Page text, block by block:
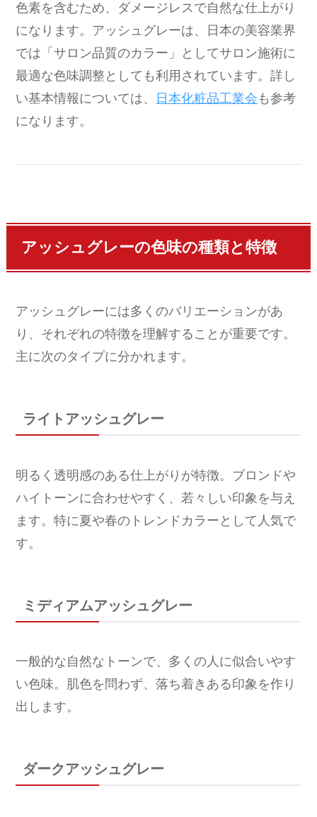
色素を含むため、ダメージレスで自然な仕上がり
になります。アッシュグレーは、日本の美容業界
では「サロン品質のカラー」としてサロン施術に
最適な色味調整としても利用されています。詳し
い基本情報については、
日本化粧品工業会 も参考
になります。
アッシュグレーの色味の種類と特徴
アッシュグレーには多くのバリエーションがあ
り、それぞれの特徴を理解することが重要です。
主に次のタイプに分かれます。
ライトアッシュグレー
明るく透明感のある仕上がりが特徴。ブロンドや
ハイトーンに合わせやすく、若々しい印象を与え
ます。特に夏や春のトレンドカラーとして人気で
す。
ミディアムアッシュグレー
一般的な自然なトーンで、多くの人に似合いやす
い色味。肌色を問わず、落ち着きある印象を作り
出します。
ダークアッシュグレー